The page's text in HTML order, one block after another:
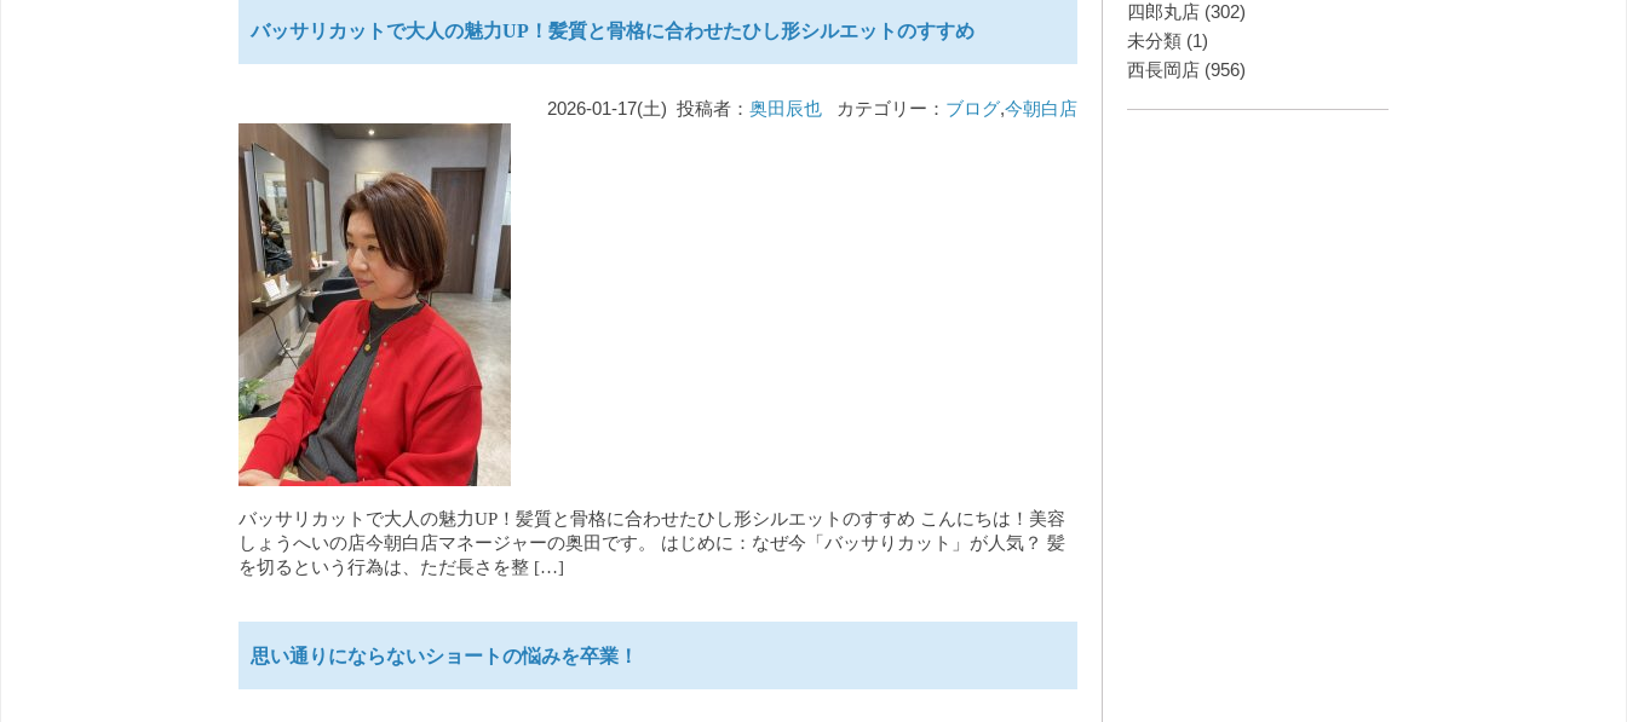
バッサリカットで大人の魅力UP！髪質と骨格に合わせたひし形シルエットのすすめ
2026-01-17(土) 投稿者： 奥田辰也カテゴリー： ブログ,今朝白店
バッサリカットで大人の魅力UP！髪質と骨格に合わせたひし形シルエットのすすめ こんにちは！美容
しょうへいの店今朝白店マネージャーの奥田です。 はじめに：なぜ今「バッサりカット」が人気？ 髪
を切るという行為は、ただ長さを整 […]
思い通りにならないショートの悩みを卒業！
四郎丸店(302)
未分類(1)
西長岡店(956)